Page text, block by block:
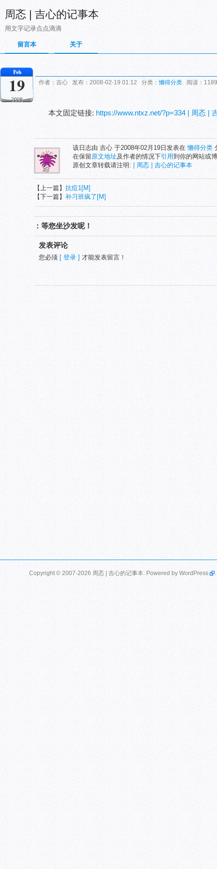
周忞 | 吉心的记事本
用文字记录点点滴滴
留言本 关于
Feb
19
2008
作者：吉心 发布：2008-02-19 01:12 分类：懒得分类 阅读：
本文固定链接: https://www.ntxz.net/?p=334 | 周忞 |
该日志由 吉心 于2008年02月19日发表在懒得分类
在保留原文地址及作者的情况下引用到你的网站或
原创文章转载请注明:
| 周忞 | 吉心的记事本
【上一篇】 抗痘1[M]
【下一篇】 补习班疯了[M]
：等您坐沙发呢！
发表评论
您必须 [ 登录 ] 才能发表留言！
Copyright © 2007-2026 周忞 | 吉心的记事本. Powered by WordPress